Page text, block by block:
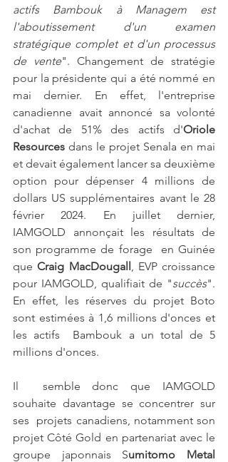
actifs Bambouk à Managem est
l'aboutissement d'un examen
stratégique complet et d'un processus
de vente". Changement de stratégie
pour la présidente qui a été nommé en
mai dernier. En effet, l'entreprise
canadienne avait annoncé sa volonté
d'achat de 51% des actifs d'Oriole
Resources dans le projet Senala en mai
et devait également lancer sa deuxième
option pour dépenser 4 millions de
dollars US supplémentaires avant le 28
février 2024. En juillet dernier,
IAMGOLD annonçait les résultats de
son programme de forage  en Guinée
que Craig MacDougall, EVP croissance
pour IAMGOLD, qualifiait de "succès".
En effet, les réserves du projet Boto
sont estimées à 1,6 millions d'onces et
les actifs  Bambouk a un total de 5
millions d'onces.
Il  semble donc que IAMGOLD
souhaite davantage se concentrer sur
ses  projets canadiens, notamment son
projet Côté Gold en partenariat avec le
groupe japonnais Sumitomo Metal